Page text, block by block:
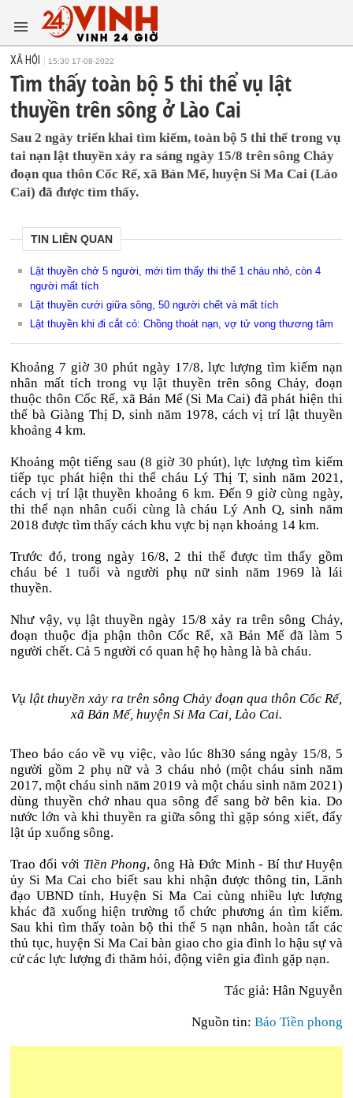
XÃ HỘI 15:30 17-08-2022
Tìm thấy toàn bộ 5 thi thể vụ lật
thuyền trên sông ở Lào Cai
Sau 2 ngày triển khai tìm kiếm, toàn bộ 5 thi thể trong vụ
tai nạn lật thuyền xảy ra sáng ngày 15/8 trên sông Chảy
đoạn qua thôn Cốc Rế, xã Bản Mế, huyện Si Ma Cai (Lào
Cai) đã được tìm thấy.
TIN LIÊN QUAN
Lật thuyền chở 5 người, mới tìm thấy thi thể 1 cháu nhỏ, còn 4
người mất tích
Lật thuyền cưới giữa sông, 50 người chết và mất tích
Lật thuyền khi đi cắt cỏ: Chồng thoát nạn, vợ tử vong thương tâm
Khoảng 7 giờ 30 phút ngày 17/8, lực lượng tìm kiếm nạn
nhân mất tích trong vụ lật thuyền trên sông Chảy, đoạn
thuộc thôn Cốc Rế, xã Bản Mế (Si Ma Cai) đã phát hiện thi
thể bà Giàng Thị D, sinh năm 1978, cách vị trí lật thuyền
khoảng 4 km.
Khoảng một tiếng sau (8 giờ 30 phút), lực lượng tìm kiếm
tiếp tục phát hiện thi thể cháu Lý Thị T, sinh năm 2021,
cách vị trí lật thuyền khoảng 6 km. Đến 9 giờ cùng ngày,
thi thể nạn nhân cuối cùng là cháu Lý Anh Q, sinh năm
2018 được tìm thấy cách khu vực bị nạn khoảng 14 km.
Trước đó, trong ngày 16/8, 2 thi thể được tìm thấy gồm
cháu bé 1 tuổi và người phụ nữ sinh năm 1969 là lái
thuyền.
Như vậy, vụ lật thuyền ngày 15/8 xảy ra trên sông Chảy,
đoạn thuộc địa phận thôn Cốc Rế, xã Bản Mế đã làm 5
người chết. Cả 5 người có quan hệ họ hàng là bà cháu.
Vụ lật thuyền xảy ra trên sông Chảy đoạn qua thôn Cốc Rế,
xã Bản Mế, huyện Si Ma Cai, Lào Cai.
Theo báo cáo về vụ việc, vào lúc 8h30 sáng ngày 15/8, 5
người gồm 2 phụ nữ và 3 cháu nhỏ (một cháu sinh năm
2017, một cháu sinh năm 2019 và một cháu sinh năm 2021)
dùng thuyền chở nhau qua sông để sang bờ bên kia. Do
nước lớn và khi thuyền ra giữa sông thì gặp sóng xiết, đẩy
lật úp xuống sông.
Trao đổi với Tiền Phong, ông Hà Đức Minh - Bí thư Huyện
ủy Si Ma Cai cho biết sau khi nhận được thông tin, Lãnh
đạo UBND tỉnh, Huyện Si Ma Cai cùng nhiều lực lượng
khác đã xuống hiện trường tổ chức phương án tìm kiếm.
Sau khi tìm thấy toàn bộ thi thể 5 nạn nhân, hoàn tất các
thủ tục, huyện Si Ma Cai bàn giao cho gia đình lo hậu sự và
cử các lực lượng đi thăm hỏi, động viên gia đình gặp nạn.
Tác giả: Hân Nguyễn
Nguồn tin: Báo Tiền phong